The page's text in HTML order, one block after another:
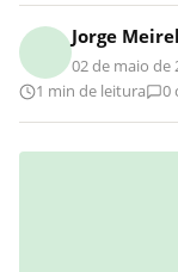
Jorge
02 de maio de
1 min de leitura
0